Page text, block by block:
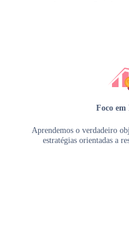
Foco em
Aprendemos o verdadeiro
estratégias orientadas a